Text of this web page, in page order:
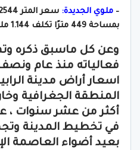
– ملوي الجديدة:
بمساحة 449 مترًا تكلف 1.144 مليون جنيه.
وعن كل ماسبق ذكره
اسعار أراض مدينة
المنطقة الجغرافية
أكثر من عشر سنوات ،
في تخطيط المدينة
بعيد أضواء العاصمة